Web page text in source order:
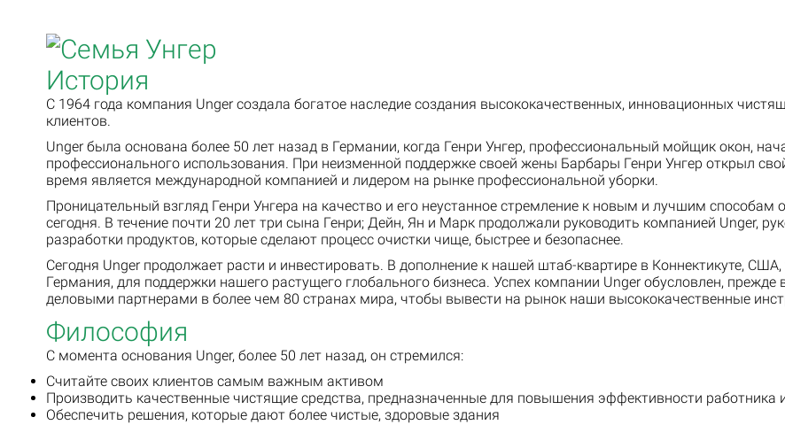
История
С 1964 года компания Unger создала богатое наследие создания высококачественных, инновационных
клиентов.
Unger была основана более 50 лет назад в Германии, когда Генри Унгер, профессиональный мойщик окон,
профессионального использования. При неизменной поддержке своей жены Барбары Генри Унгер открыл
время является международной компанией и лидером на рынке профессиональной уборки.
Проницательный взгляд Генри Унгера на качество и его неустанное стремление к новым и лучшим
сегодня. В течение почти 20 лет три сына Генри; Дейн, Ян и Марк продолжали руководить компанией Unger,
разработки продуктов, которые сделают процесс очистки чище, быстрее и безопаснее.
Сегодня Unger продолжает расти и инвестировать. В дополнение к нашей штаб-квартире в Коннектикуте,
Германия, для поддержки нашего растущего глобального бизнеса. Успех компании Unger обусловлен,
деловыми партнерами в более чем 80 странах мира, чтобы вывести на рынок наши высококачественные
Философия
С момента основания Unger, более 50 лет назад, он стремился:
Считайте своих клиентов самым важным активом
Производить качественные чистящие средства, предназначенные для повышения эффективности работника
Обеспечить решения, которые дают более чистые, здоровые здания